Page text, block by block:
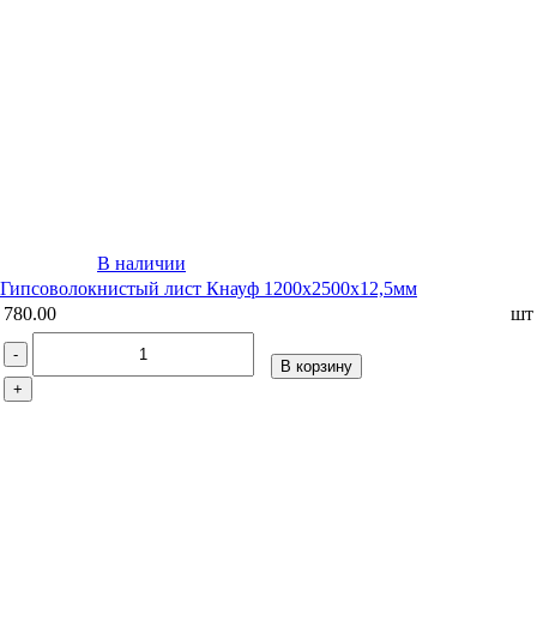
В наличии
Гипсоволокнистый лист Кнауф 1200х2500х12,5мм
780.00
шт
-
+
В корзину